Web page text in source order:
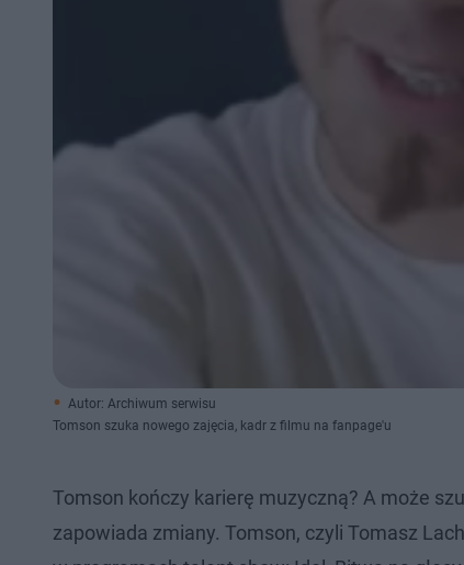
Autor: Archiwum serwisu
Tomson szuka nowego zajęcia, kadr z filmu na fanpage'u
Tomson kończy karierę muzyczną? A może
zapowiada zmiany. Tomson, czyli Tomasz